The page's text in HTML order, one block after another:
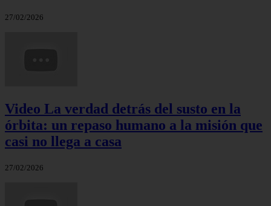
27/02/2026
Video La verdad detrás del susto en la
órbita: un repaso humano a la misión que
casi no llega a casa
27/02/2026